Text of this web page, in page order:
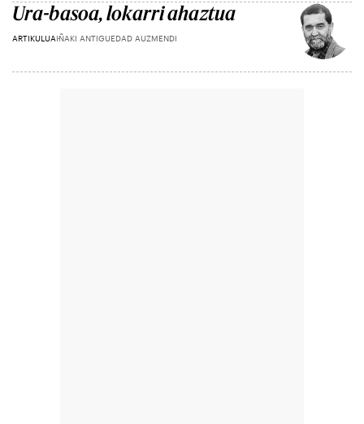
Ura-basoa, lokarri ahaztua
ARTIKULUAIÑAKI ANTIGUEDAD AUZMENDI